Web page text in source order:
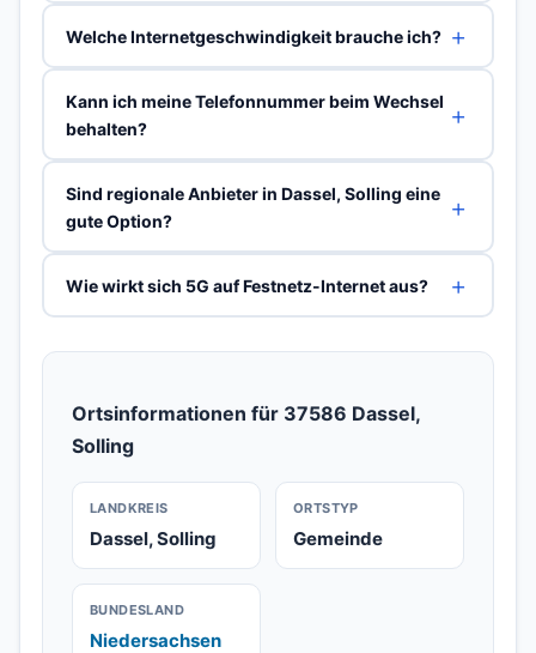
Welche Internetgeschwindigkeit brauche ich?
Kann ich meine Telefonnummer beim Wechsel
behalten?
Sind regionale Anbieter in Dassel, Solling eine
gute Option?
Wie wirkt sich 5G auf Festnetz-Internet aus?
Ortsinformationen für 37586 Dassel,
Solling
LANDKREIS
Dassel, Solling
ORTSTYP
Gemeinde
BUNDESLAND
Niedersachsen